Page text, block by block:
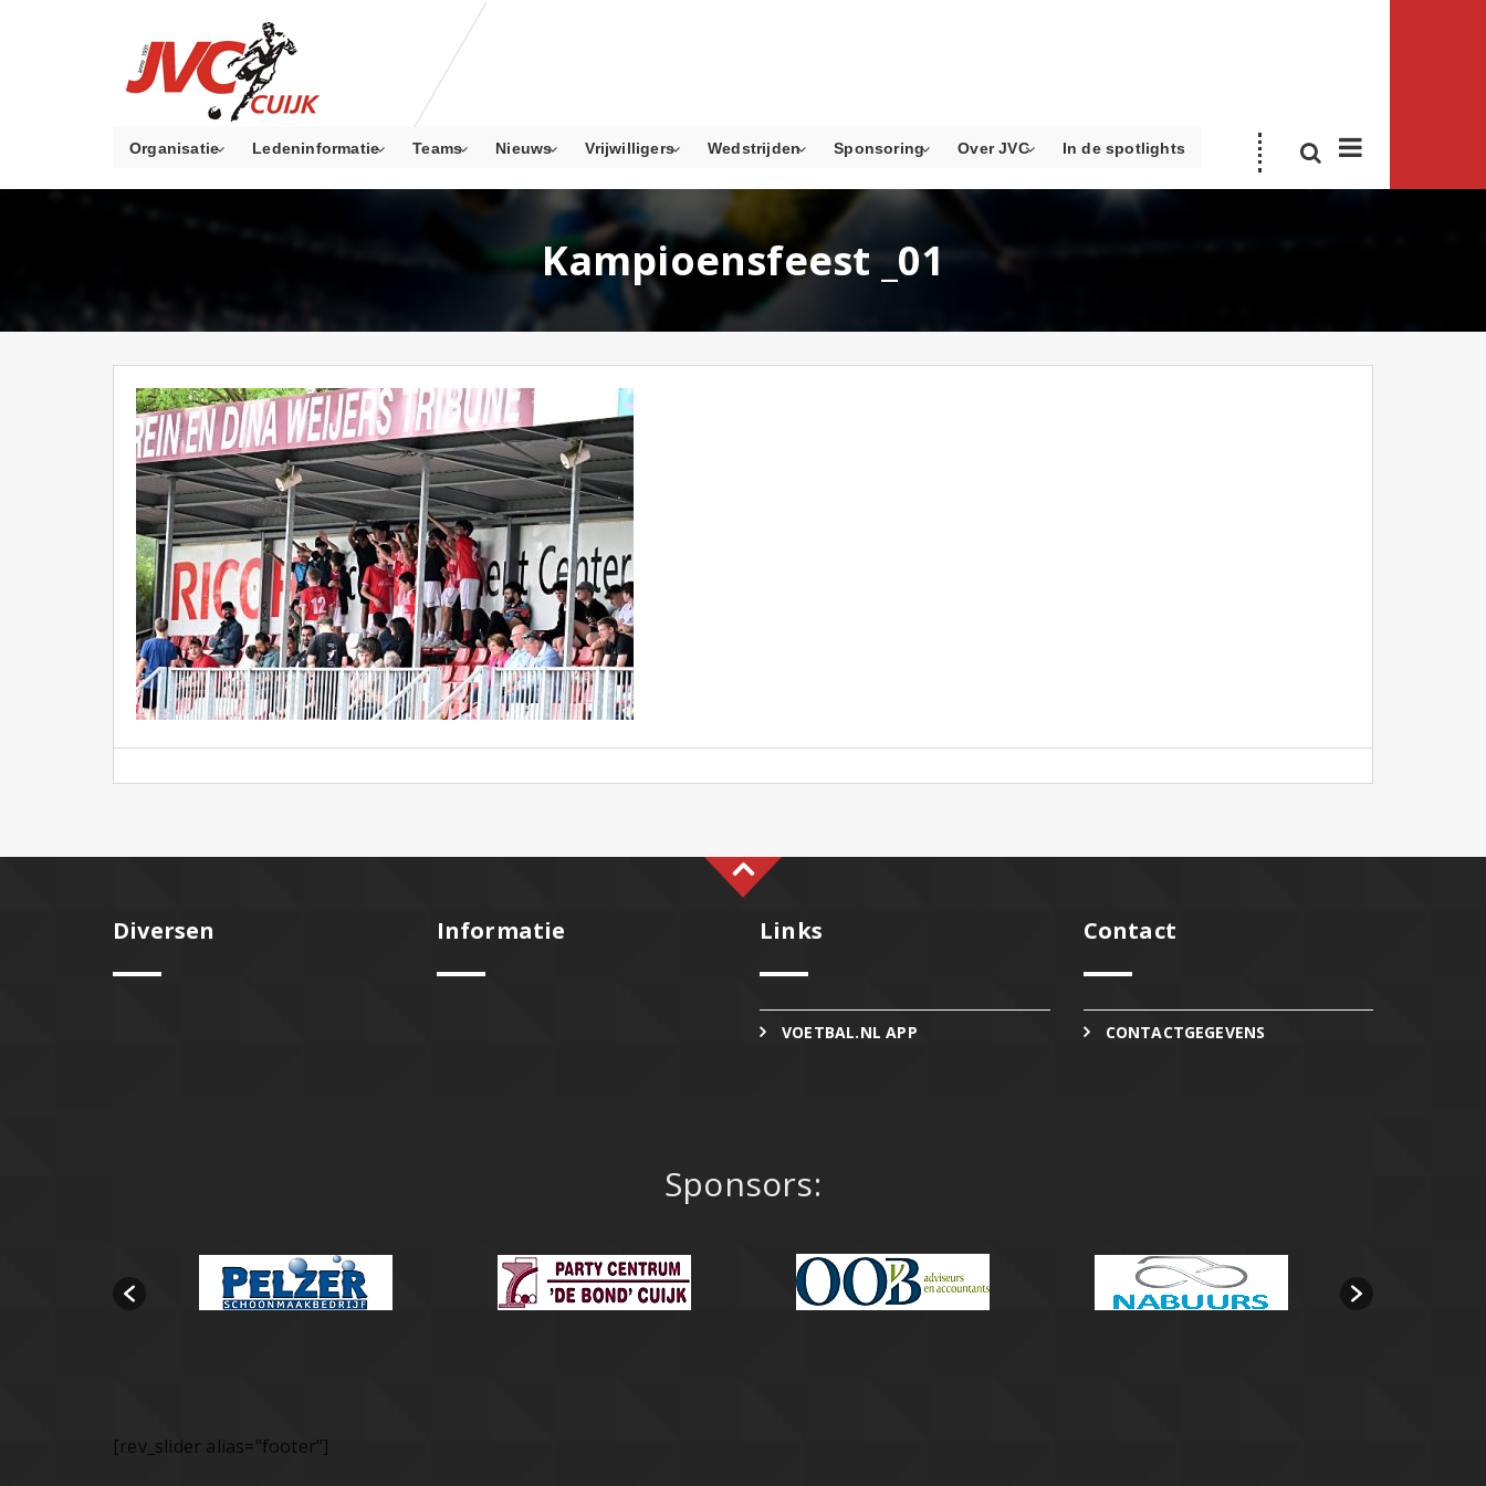
Organisatie Ledeninformatie Teams Nieuws Vrijwilligers Wedstrijden Sponsoring Over JVC In de spotlights
Kampioensfeest _01
Diversen Informatie Links
VOETBAL.NL APP
Contact
CONTACTGEGEVENS
Sponsors:
[rev_slider alias="footer"]